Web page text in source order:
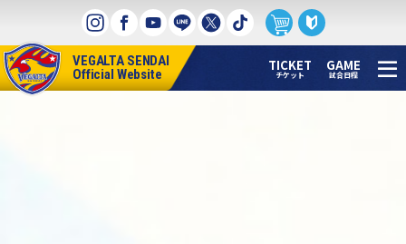
へ
ス
キ
VEGALTA SENDAI
Official Website
TICKET
チケット
GAME
試合日程